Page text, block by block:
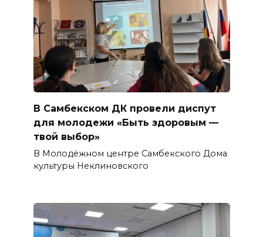
В Самбекском ДК провели диспут
для молодежи «Быть здоровым —
твой выбор»
В Молодёжном центре Самбекского Дома
культуры Неклиновского